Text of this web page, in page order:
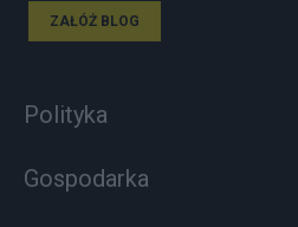
ZAŁÓŻ BLOG
Polityka
Gospodarka